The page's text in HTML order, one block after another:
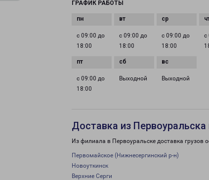
ГРАФИК РАБОТЫ
с 09:00 до
18:00
с 09:00 до
18:00
с 09:00 до
18:00
с
с 09:00 до
18:00
Выходной Выходной
Доставка из Первоуральска
Из филиала в Первоуральске доставка грузов
Первомайское (Нижнесергинский р-н)
Новоуткинск
Верхние Серги